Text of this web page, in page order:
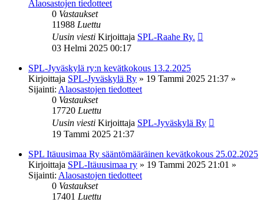
Alaosastojen tiedotteet
0 Vastaukset
11988 Luettu
Uusin viesti Kirjoittaja SPL-Raahe Ry.
03 Helmi 2025 00:17
SPL-Jyväskylä ry:n kevätkokous 13.2.2025
Kirjoittaja SPL-Jyväskylä Ry » 19 Tammi 2025 21:37 »
Sijainti: Alaosastojen tiedotteet
0 Vastaukset
17720 Luettu
Uusin viesti Kirjoittaja SPL-Jyväskylä Ry
19 Tammi 2025 21:37
SPL Itäuusimaa Ry sääntömääräinen kevätkokous 25.02.2025
Kirjoittaja SPL-Itäuusimaa ry » 19 Tammi 2025 21:01 »
Sijainti: Alaosastojen tiedotteet
0 Vastaukset
17401 Luettu